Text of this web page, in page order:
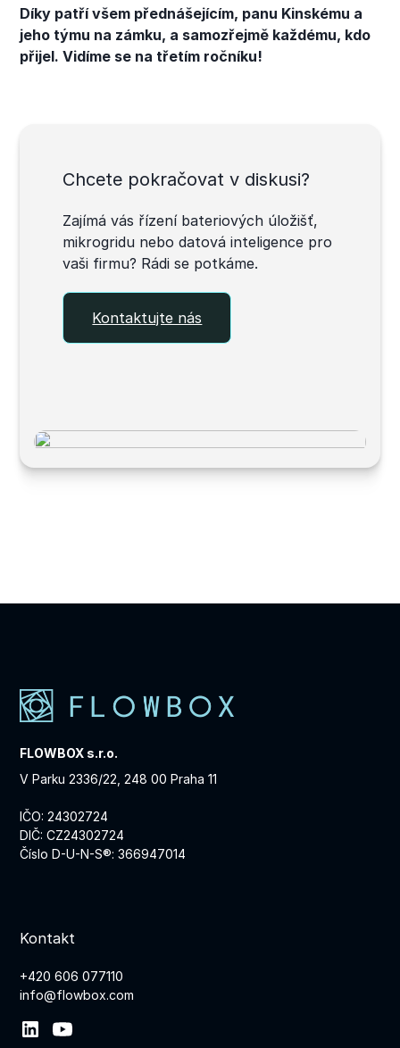
Díky patří všem přednášejícím, panu Kinskému a
jeho týmu na zámku, a samozřejmě každému, kdo
přijel. Vidíme se na třetím ročníku!
Chcete pokračovat v diskusi?
Zajímá vás řízení bateriových úložišť,
mikrogridu nebo datová inteligence pro
vaši firmu? Rádi se potkáme.
Kontaktujte nás
FLOWBOX s.r.o.
V Parku 2336/22, 248 00 Praha 11
IČO: 24302724
DIČ: CZ24302724
Číslo D-U-N-S®: 366947014
Kontakt
+420 606 077110
info@flowbox.com